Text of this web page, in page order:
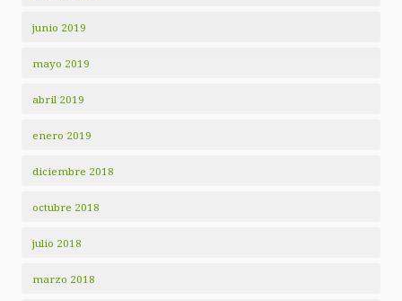
junio 2019
mayo 2019
abril 2019
enero 2019
diciembre 2018
octubre 2018
julio 2018
marzo 2018